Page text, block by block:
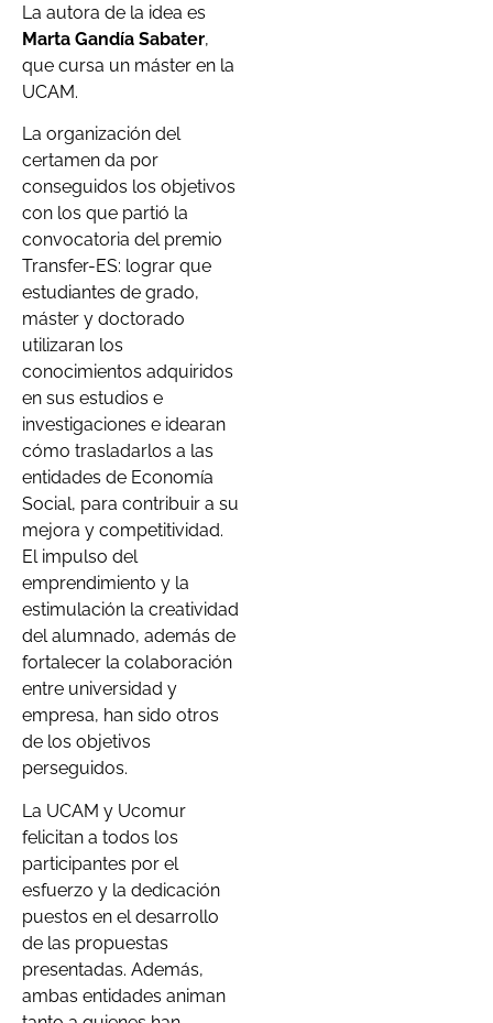
La autora de la idea es
Marta Gandía Sabater,
que cursa un máster en la
UCAM.
La organización del
certamen da por
conseguidos los objetivos
con los que partió la
convocatoria del premio
Transfer-ES: lograr que
estudiantes de grado,
máster y doctorado
utilizaran los
conocimientos adquiridos
en sus estudios e
investigaciones e idearan
cómo trasladarlos a las
entidades de Economía
Social, para contribuir a su
mejora y competitividad.
El impulso del
emprendimiento y la
estimulación la creatividad
del alumnado, además de
fortalecer la colaboración
entre universidad y
empresa, han sido otros
de los objetivos
perseguidos.
La UCAM y Ucomur
felicitan a todos los
participantes por el
esfuerzo y la dedicación
puestos en el desarrollo
de las propuestas
presentadas. Además,
ambas entidades animan